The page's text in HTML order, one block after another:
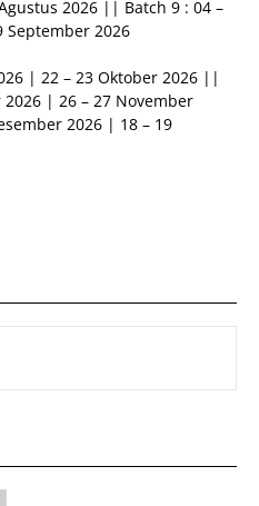
2026 || Batch 9 : 04 –
September 2026
| 22 – 23 Oktober 2026 ||
2026 | 26 – 27 November
2026 | 18 – 19